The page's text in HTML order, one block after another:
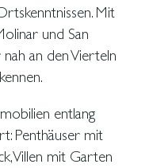
Mit
und San
an den Vierteln
entlang
Penthäuser mit
Villen mit Garten